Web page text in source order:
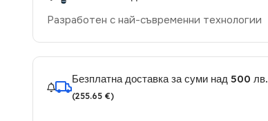
Разработен с най-съвременни технологии
Безплатна доставка за суми над 500 лв.
(255.65 €)